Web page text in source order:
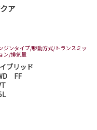
ア
ジンタイプ/駆動方式/トランスミッ
ン/排気量
ブリッド
FF